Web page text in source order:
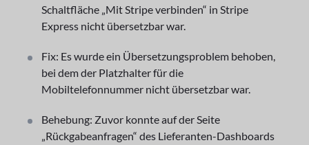
Schaltfläche „Mit Stripe verbinden“ in Stripe
Express nicht übersetzbar war.
Fix: Es wurde ein Übersetzungsproblem behoben,
bei dem der Platzhalter für die
Mobiltelefonnummer nicht übersetzbar war.
Behebung: Zuvor konnte auf der Seite
„Rückgabeanfragen“ des Lieferanten-Dashboards